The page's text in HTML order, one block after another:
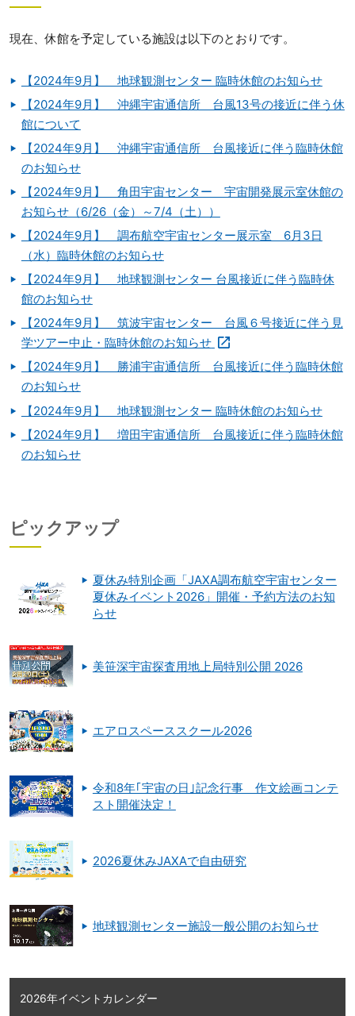
現在、休館を予定している施設は以下のとおりです。
【2024年9月】 地球観測センター 臨時休館のお知らせ
【2024年9月】 沖縄宇宙通信所 台風13号の接近に伴う休
館について
【2024年9月】 沖縄宇宙通信所 台風接近に伴う臨時休館
のお知らせ
【2024年9月】 角田宇宙センター 宇宙開発展示室休館の
お知らせ（6/26（金）～7/4（土））
【2024年9月】 調布航空宇宙センター展示室 6月3日
（水）臨時休館のお知らせ
【2024年9月】 地球観測センター 台風接近に伴う臨時休
館のお知らせ
【2024年9月】 筑波宇宙センター 台風６号接近に伴う見
学ツアー中止・臨時休館のお知らせ
【2024年9月】 勝浦宇宙通信所 台風接近に伴う臨時休館
のお知らせ
【2024年9月】 地球観測センター 臨時休館のお知らせ
【2024年9月】 増田宇宙通信所 台風接近に伴う臨時休館
のお知らせ
ピックアップ
夏休み特別企画「JAXA調布航空宇宙センター
夏休みイベント2026」開催・予約方法のお知
らせ
美笹深宇宙探査用地上局特別公開 2026
エアロスペーススクール2026
令和8年｢宇宙の日｣記念行事 作文絵画コンテ
スト開催決定！
2026夏休みJAXAで自由研究
地球観測センター施設一般公開のお知らせ
2026年イベントカレンダー